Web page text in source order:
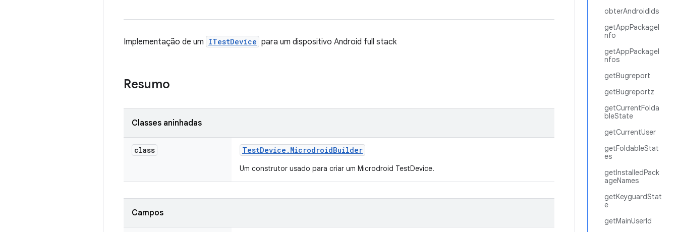
obterAndroidIds
getAppPackageI
nfo
getAppPackageI
nfos
getBugreport
getBugreportz
getCurrentFolda
bleState
getCurrentUser
getFoldableStat
es
getInstalledPack
ageNames
getKeyguardStat
e
getMainUserId
Implementação de um ITestDevice para um dispositivo Android full stack
Resumo
Classes aninhadas
class TestDevice . MicrodroidBuilder
Um construtor usado para criar um Microdroid TestDevice.
Campos